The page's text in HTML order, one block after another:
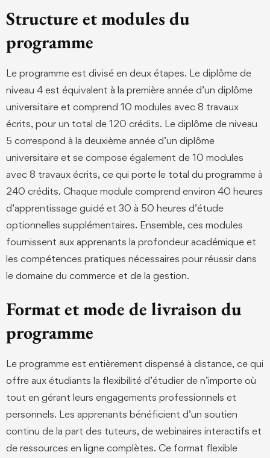
Structure et modules du
programme
Le programme est divisé en deux étapes. Le diplôme de
niveau 4 est équivalent à la première année d’un diplôme
universitaire et comprend 10 modules avec 8 travaux
écrits, pour un total de 120 crédits. Le diplôme de niveau
5 correspond à la deuxième année d’un diplôme
universitaire et se compose également de 10 modules
avec 8 travaux écrits, ce qui porte le total du programme à
240 crédits. Chaque module comprend environ 40 heures
d’apprentissage guidé et 30 à 50 heures d’étude
optionnelles supplémentaires. Ensemble, ces modules
fournissent aux apprenants la profondeur académique et
les compétences pratiques nécessaires pour réussir dans
le domaine du commerce et de la gestion.
Format et mode de livraison du
programme
Le programme est entièrement dispensé à distance, ce qui
offre aux étudiants la flexibilité d’étudier de n’importe où
tout en gérant leurs engagements professionnels et
personnels. Les apprenants bénéficient d’un soutien
continu de la part des tuteurs, de webinaires interactifs et
de ressources en ligne complètes. Ce format flexible